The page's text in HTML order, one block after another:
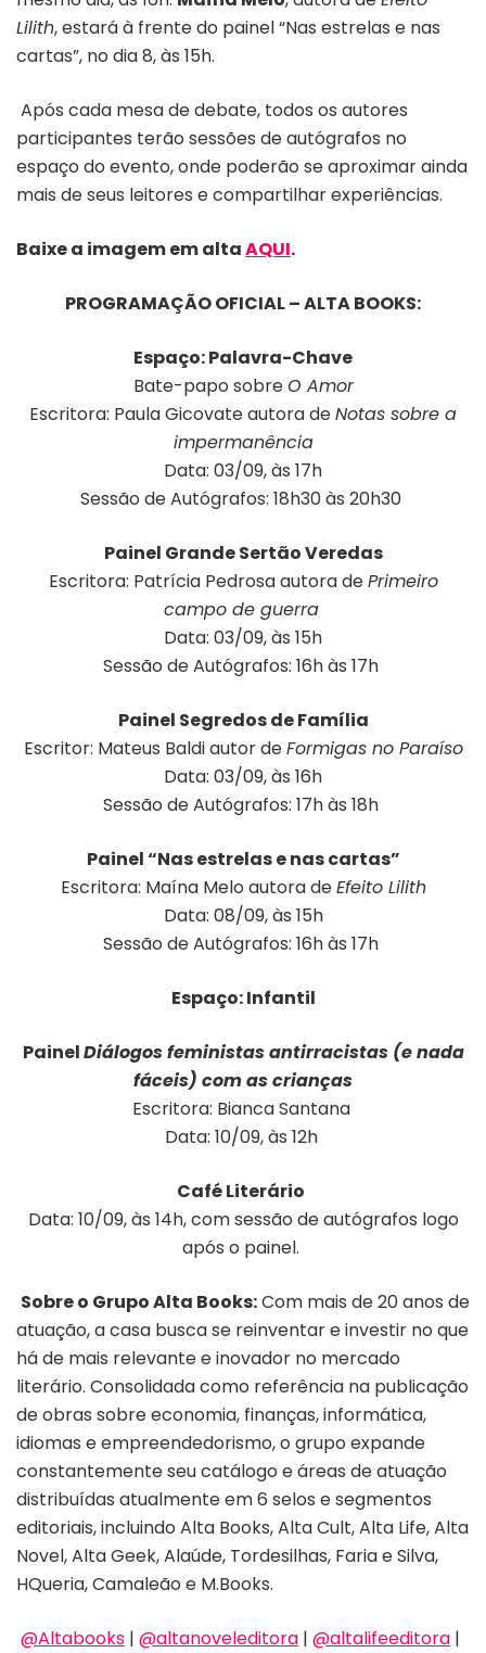
Lilith, estará à frente do painel “Nas estrelas e nas
cartas”, no dia 8, às 15h.
Após cada mesa de debate, todos os autores
participantes terão sessões de autógrafos no
espaço do evento, onde poderão se aproximar ainda
mais de seus leitores e compartilhar experiências.
Baixe a imagem em altaAQUI.
PROGRAMAÇÃO OFICIAL – ALTA BOOKS:
Espaço: Palavra-Chave
Bate-papo sobreO Amor
Escritora: Paula Gicovate autora deNotas sobre a
impermanência
Data: 03/09, às 17h
Sessão de Autógrafos: 18h30 às 20h30
Painel Grande Sertão Veredas
Escritora: Patrícia Pedrosa autora dePrimeiro
campo de guerra
Data: 03/09, às 15h
Sessão de Autógrafos: 16h às 17h
Painel Segredos de Família
Escritor: Mateus Baldi autor deFormigas no Paraíso
Data: 03/09, às 16h
Sessão de Autógrafos: 17h às 18h
Painel “Nas estrelas e nas cartas”
Escritora: Maína Melo autora deEfeito Lilith
Data: 08/09, às 15h
Sessão de Autógrafos: 16h às 17h
Espaço: Infantil
PainelDiálogos feministas antirracistas (e nada
fáceis) com as crianças
Escritora: Bianca Santana
Data: 10/09, às 12h
Café Literário
Data: 10/09, às 14h, com sessão de autógrafos logo
após o painel.
Sobre o Grupo Alta Books:Com mais de 20 anos de
atuação, a casa busca se reinventar e investir no que
há de mais relevante e inovador no mercado
literário. Consolidada como referência na publicação
de obras sobre economia, finanças, informática,
idiomas e empreendedorismo, o grupo expande
constantemente seu catálogo e áreas de atuação
distribuídas atualmente em 6 selos e segmentos
editoriais, incluindo Alta Books, Alta Cult, Alta Life, Alta
Novel, Alta Geek, Alaúde, Tordesilhas, Faria e Silva,
HQueria, Camaleão e M.Books.
@Altabooks | @altanoveleditora | @altalifeeditora |